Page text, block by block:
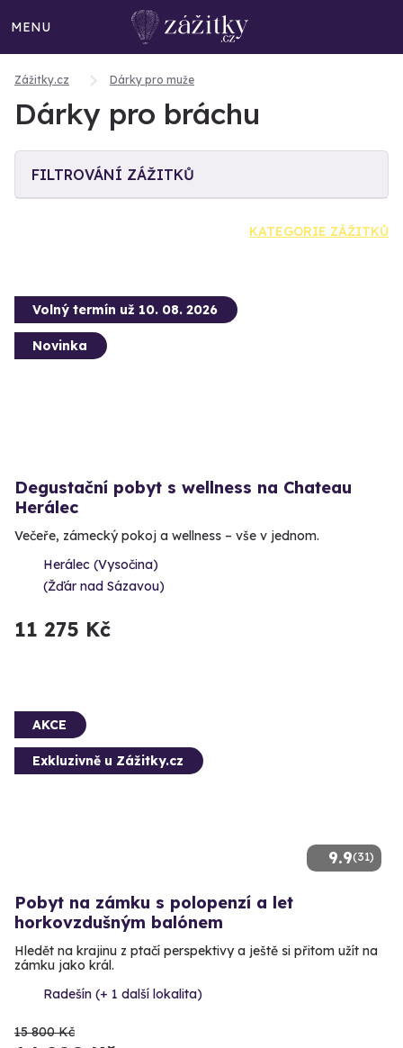
MENU
Zážitky.cz Dárky pro muže
Dárky pro bráchu
FILTROVÁNÍ ZÁŽITKŮ
KATEGORIE ZÁŽITKŮ
Volný termín už 10. 08. 2026
Novinka
Degustační pobyt s wellness na Chateau
Herálec
Večeře, zámecký pokoj a wellness – vše v jednom.
Herálec (Vysočina)
(Žďár nad Sázavou)
11 275 Kč
9.9(31)
AKCE
Exkluzivně u Zážitky.cz
Pobyt na zámku s polopenzí a let
horkovzdušným balónem
Hledět na krajinu z ptačí perspektivy a ještě si přitom užít na
zámku jako král.
Radešín (+ 1 další lokalita)
15 800 Kč